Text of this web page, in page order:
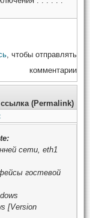
, чтобы отправлять
комментарии
(Permalink)
сети, eth1
гостевой
[Version